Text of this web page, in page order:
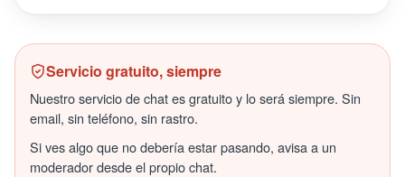
Servicio gratuito, siempre
Nuestro servicio de chat es gratuito y lo será siempre. Sin
email, sin teléfono, sin rastro.
Si ves algo que no debería estar pasando, avisa a un
moderador desde el propio chat.